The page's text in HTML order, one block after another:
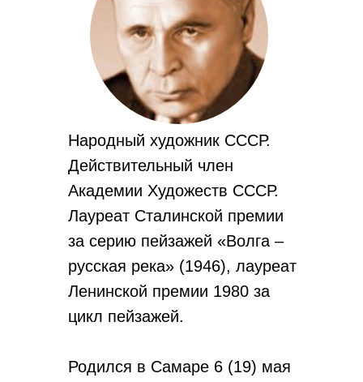
Народный художник СССР.
Действительный член
Академии Художеств СССР.
Лауреат Сталинской премии
за серию пейзажей «Волга –
русская река» (1946), лауреат
Ленинской премии 1980 за
цикл пейзажей.
Родился в Самаре 6 (19) мая